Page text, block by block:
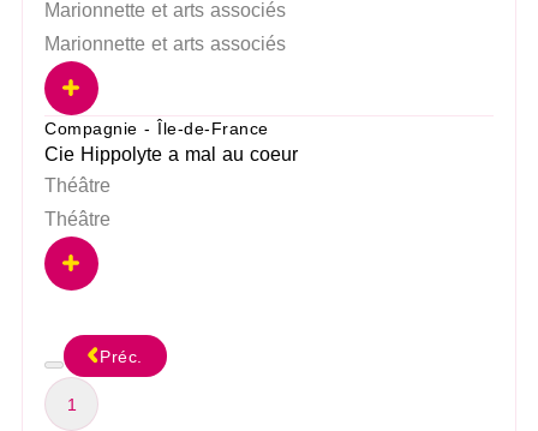
Marionnette et arts associés
Marionnette et arts associés
Compagnie - Île-de-France
Cie Hippolyte a mal au coeur
Théâtre
Théâtre
Préc.
1